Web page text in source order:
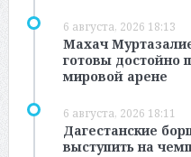
6 августа, 2026 18:13
Махач
готовы достойно
мировой арене
6 августа, 2026 18:11
Дагестанские
выступить на